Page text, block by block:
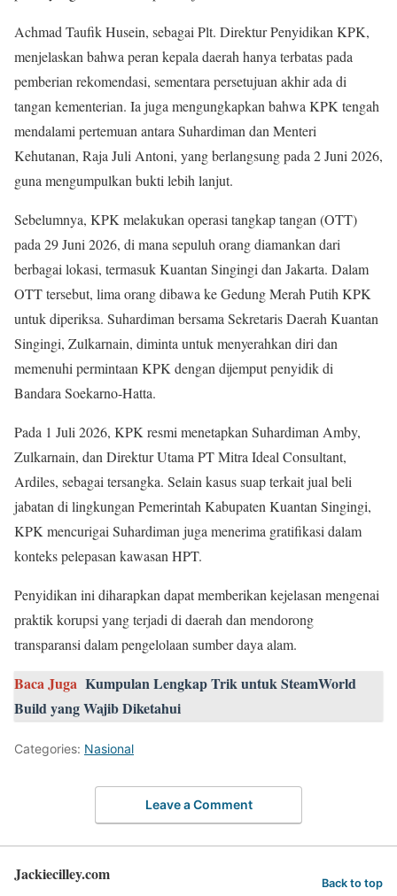
Achmad Taufik Husein, sebagai Plt. Direktur Penyidikan KPK,
menjelaskan bahwa peran kepala daerah hanya terbatas pada
pemberian rekomendasi, sementara persetujuan akhir ada di
tangan kementerian. Ia juga mengungkapkan bahwa KPK tengah
mendalami pertemuan antara Suhardiman dan Menteri
Kehutanan, Raja Juli Antoni, yang berlangsung pada 2 Juni 2026,
guna mengumpulkan bukti lebih lanjut.
Sebelumnya, KPK melakukan operasi tangkap tangan (OTT)
pada 29 Juni 2026, di mana sepuluh orang diamankan dari
berbagai lokasi, termasuk Kuantan Singingi dan Jakarta. Dalam
OTT tersebut, lima orang dibawa ke Gedung Merah Putih KPK
untuk diperiksa. Suhardiman bersama Sekretaris Daerah Kuantan
Singingi, Zulkarnain, diminta untuk menyerahkan diri dan
memenuhi permintaan KPK dengan dijemput penyidik di
Bandara Soekarno-Hatta.
Pada 1 Juli 2026, KPK resmi menetapkan Suhardiman Amby,
Zulkarnain, dan Direktur Utama PT Mitra Ideal Consultant,
Ardiles, sebagai tersangka. Selain kasus suap terkait jual beli
jabatan di lingkungan Pemerintah Kabupaten Kuantan Singingi,
KPK mencurigai Suhardiman juga menerima gratifikasi dalam
konteks pelepasan kawasan HPT.
Penyidikan ini diharapkan dapat memberikan kejelasan mengenai
praktik korupsi yang terjadi di daerah dan mendorong
transparansi dalam pengelolaan sumber daya alam.
Baca Juga Kumpulan Lengkap Trik untuk SteamWorld
Build yang Wajib Diketahui
Categories: Nasional
Leave a Comment
Jackiecilley.com Back to top